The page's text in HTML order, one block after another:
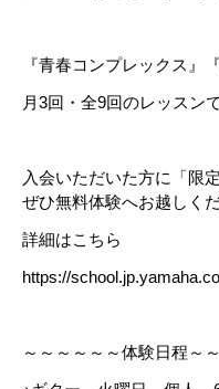
『青春コンプレックス』
月3回・全9回のレッスン
入会いただいた方に「限
ぜひ無料体験へお越しく
詳細はこちら
https://
～～～～～～体験日程～